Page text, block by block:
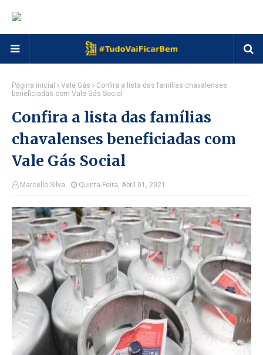
Página inicial Vale Gás
Confira a lista das famílias chavalenses
beneficiadas com Vale Gás Social
Confira a lista das famílias
chavalenses beneficiadas com
Vale Gás Social
Marcello Silva Quinta-Feira, Abril 01, 2021